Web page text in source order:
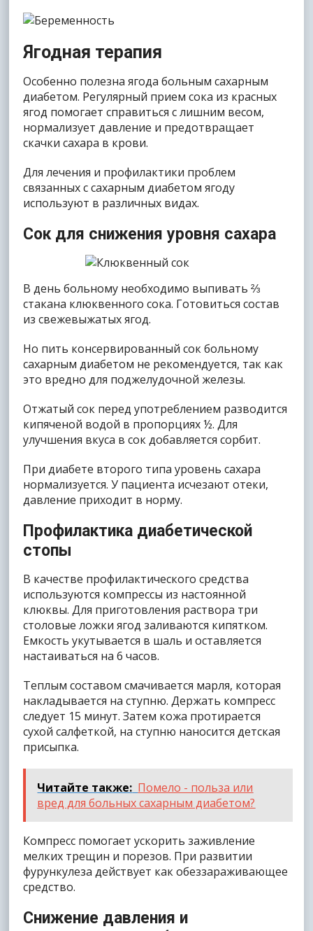
Ягодная терапия
Особенно полезна ягода больным сахарным
диабетом. Регулярный прием сока из красных
ягод помогает справиться с лишним весом,
нормализует давление и предотвращает
скачки сахара в крови.
Для лечения и профилактики проблем
связанных с сахарным диабетом ягоду
используют в различных видах.
Сок для снижения уровня сахара
В день больному необходимо выпивать ⅔
стакана клюквенного сока. Готовиться состав
из свежевыжатых ягод.
Но пить консервированный сок больному
сахарным диабетом не рекомендуется, так как
это вредно для поджелудочной железы.
Отжатый сок перед употреблением разводится
кипяченой водой в пропорциях ½. Для
улучшения вкуса в сок добавляется сорбит.
При диабете второго типа уровень сахара
нормализуется. У пациента исчезают отеки,
давление приходит в норму.
Профилактика диабетической
стопы
В качестве профилактического средства
используются компрессы из настоянной
клюквы. Для приготовления раствора три
столовые ложки ягод заливаются кипятком.
Емкость укутывается в шаль и оставляется
настаиваться на 6 часов.
Теплым составом смачивается марля, которая
накладывается на ступню. Держать компресс
следует 15 минут. Затем кожа протирается
сухой салфеткой, на ступню наносится детская
присыпка.
Читайте также: Помело - польза или
вред для больных сахарным диабетом?
Компресс помогает ускорить заживление
мелких трещин и порезов. При развитии
фурункулеза действует как обеззараживающее
средство.
Снижение давления и